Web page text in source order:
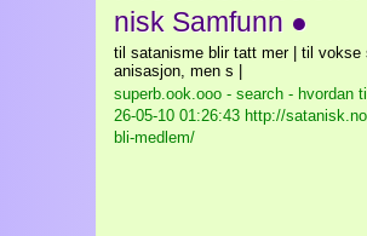
nisk Samfunn ●
til satanisme blir tatt mer | til vokse
anisasjon, men s |
superb.ook.ooo - search - hvordan
26-05-10 01:26:43 http://
bli-medlem/